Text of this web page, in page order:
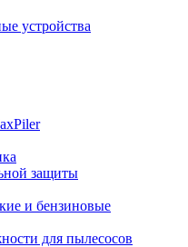
устройства
защиты
и бензиновые
для пылесосов